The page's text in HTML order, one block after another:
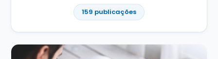
159 publicações